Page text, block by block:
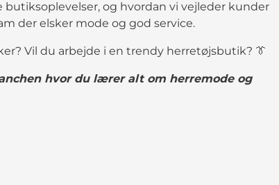
og hvordan vi vejleder kunder
der elsker mode og god service.
Vil du arbejde i en trendy herretøjsbutik? 👔
hvor du lærer alt om herremode og